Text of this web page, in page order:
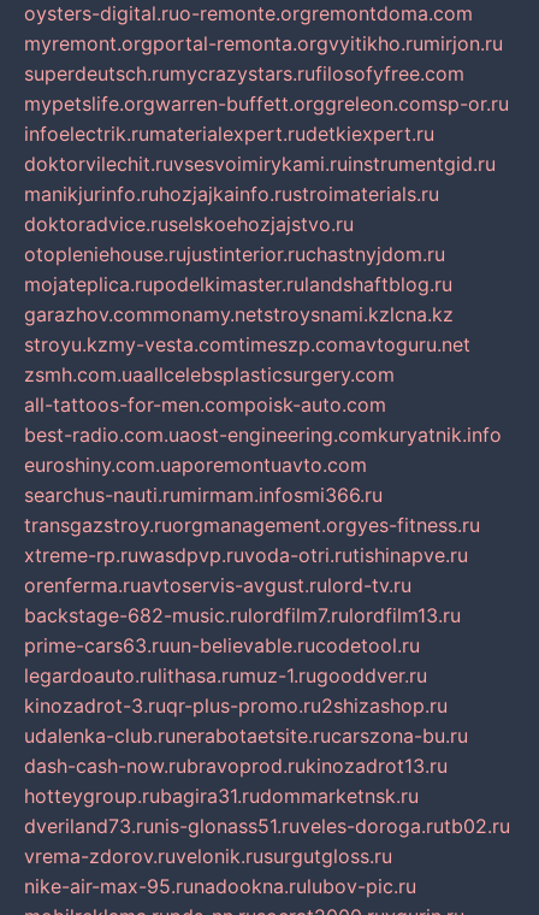
oysters-digital.ruo-remonte.orgremontdoma.com
myremont.orgportal-remonta.orgvyitikho.rumirjon.ru
superdeutsch.rumycrazystars.rufilosofyfree.com
mypetslife.orgwarren-buffett.orggreleon.comsp-or.ru
infoelectrik.rumaterialexpert.rudetkiexpert.ru
doktorvilechit.ruvsesvoimirykami.ruinstrumentgid.ru
manikjurinfo.ruhozjajkainfo.rustroimaterials.ru
doktoradvice.ruselskoehozjajstvo.ru
otopleniehouse.rujustinterior.ruchastnyjdom.ru
mojateplica.rupodelkimaster.rulandshaftblog.ru
garazhov.commonamy.netstroysnami.kzlcna.kz
stroyu.kzmy-vesta.comtimeszp.comavtoguru.net
zsmh.com.uaallcelebsplasticsurgery.com
all-tattoos-for-men.compoisk-auto.com
best-radio.com.uaost-engineering.comkuryatnik.info
euroshiny.com.uaporemontuavto.com
searchus-nauti.rumirmam.infosmi366.ru
transgazstroy.ruorgmanagement.orgyes-fitness.ru
xtreme-rp.ruwasdpvp.ruvoda-otri.rutishinapve.ru
orenferma.ruavtoservis-avgust.rulord-tv.ru
backstage-682-music.rulordfilm7.rulordfilm13.ru
prime-cars63.ruun-believable.rucodetool.ru
legardoauto.rulithasa.rumuz-1.rugooddver.ru
kinozadrot-3.ruqr-plus-promo.ru2shizashop.ru
udalenka-club.runerabotaetsite.rucarszona-bu.ru
dash-cash-now.rubravoprod.rukinozadrot13.ru
hotteygroup.rubagira31.rudommarketnsk.ru
dveriland73.runis-glonass51.ruveles-doroga.rutb02.ru
vrema-zdorov.ruvelonik.rusurgutgloss.ru
nike-air-max-95.runadookna.rulubov-pic.ru